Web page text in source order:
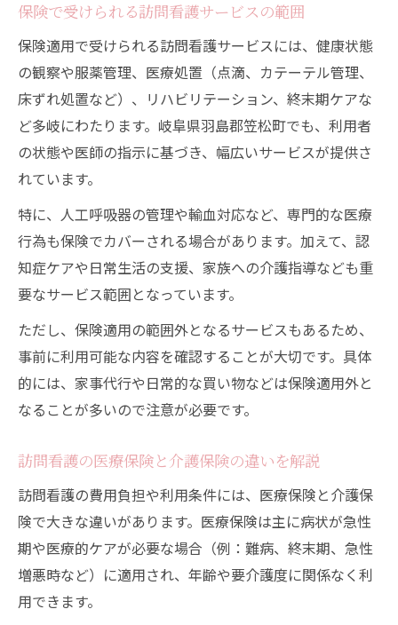
保険で受けられる訪問看護サービスの範囲
保険適用で受けられる訪問看護サービスには、健康状態
の観察や服薬管理、医療処置（点滴、カテーテル管理、
床ずれ処置など）、リハビリテーション、終末期ケアな
ど多岐にわたります。岐阜県羽島郡笠松町でも、利用者
の状態や医師の指示に基づき、幅広いサービスが提供さ
れています。
特に、人工呼吸器の管理や輸血対応など、専門的な医療
行為も保険でカバーされる場合があります。加えて、認
知症ケアや日常生活の支援、家族への介護指導なども重
要なサービス範囲となっています。
ただし、保険適用の範囲外となるサービスもあるため、
事前に利用可能な内容を確認することが大切です。具体
的には、家事代行や日常的な買い物などは保険適用外と
なることが多いので注意が必要です。
訪問看護の医療保険と介護保険の違いを解説
訪問看護の費用負担や利用条件には、医療保険と介護保
険で大きな違いがあります。医療保険は主に病状が急性
期や医療的ケアが必要な場合（例：難病、終末期、急性
増悪時など）に適用され、年齢や要介護度に関係なく利
用できます。